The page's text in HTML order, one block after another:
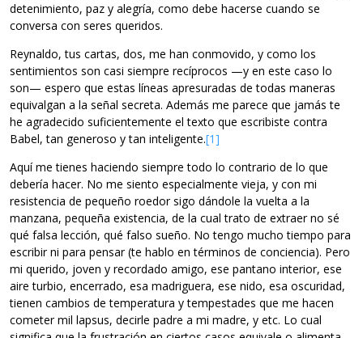
detenimiento, paz y alegría, como debe hacerse cuando se
conversa con seres queridos.
Reynaldo, tus cartas, dos, me han conmovido, y como los
sentimientos son casi siempre recíprocos —y en este caso lo
son— espero que estas líneas apresuradas de todas maneras
equivalgan a la señal secreta. Además me parece que jamás te
he agradecido suficientemente el texto que escribiste contra
Babel, tan generoso y tan inteligente.[1]
Aquí me tienes haciendo siempre todo lo contrario de lo que
debería hacer. No me siento especialmente vieja, y con mi
resistencia de pequeño roedor sigo dándole la vuelta a la
manzana, pequeña existencia, de la cual trato de extraer no sé
qué falsa lección, qué falso sueño. No tengo mucho tiempo para
escribir ni para pensar (te hablo en términos de conciencia). Pero
mi querido, joven y recordado amigo, ese pantano interior, ese
aire turbio, encerrado, esa madriguera, ese nido, esa oscuridad,
tienen cambios de temperatura y tempestades que me hacen
cometer mil lapsus, decirle padre a mi madre, y etc. Lo cual